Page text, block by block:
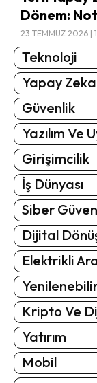
Dönem:
23 TEMMUZ 2026 |
Teknoloji
Yapay Zeka
Güvenlik
Yazılım Ve
Girişimcilik
İş Dünyası
Siber
Dijital
Elektrikli
Kripto Ve
Yatırım
Mobil